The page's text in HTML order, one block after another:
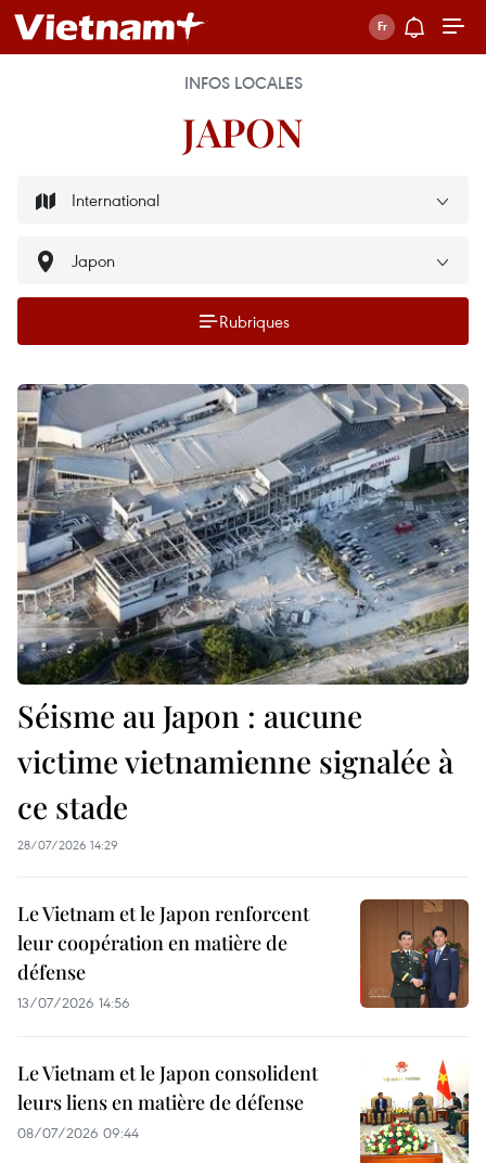
INFOS LOCALES
JAPON
Rubriques
Séisme au Japon : aucune
victime vietnamienne signalée à
ce stade
28/07/2026 14:29
Le Vietnam et le Japon renforcent
leur coopération en matière de
défense
13/07/2026 14:56
Le Vietnam et le Japon consolident
leurs liens en matière de défense
08/07/2026 09:44